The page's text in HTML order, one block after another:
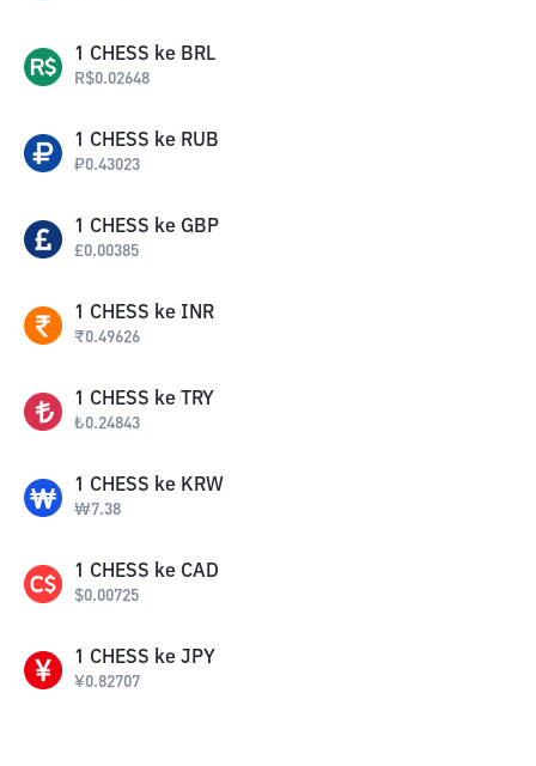
1 CHESS ke BRL
R$0.02648
1 CHESS ke RUB
₽0.43023
1 CHESS ke GBP
£0.00385
1 CHESS ke INR
₹0.49626
1 CHESS ke TRY
₺0.24843
1 CHESS ke KRW
₩7.38
1 CHESS ke CAD
$0.00725
1 CHESS ke JPY
¥0.82707